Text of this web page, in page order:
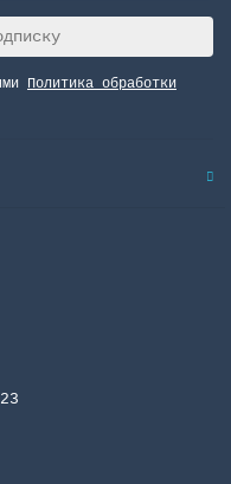
Политика обработки